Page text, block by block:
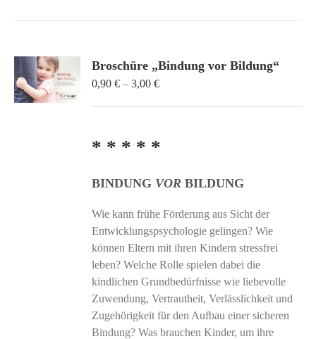
Broschüre „Bindung vor Bildung“
0,90€ –3,00€Preisspanne:
* * * * *
BINDUNG VOR BILDUNG
Wie kann frühe Förderung aus Sicht der
Entwicklungspsychologie gelingen? Wie
können Eltern mit ihren Kindern stressfrei
leben? Welche Rolle spielen dabei die
kindlichen Grundbedürfnisse wie liebevolle
Zuwendung, Vertrautheit, Verlässlichkeit und
Zugehörigkeit für den Aufbau einer sicheren
Bindung? Was brauchen Kinder, um ihre